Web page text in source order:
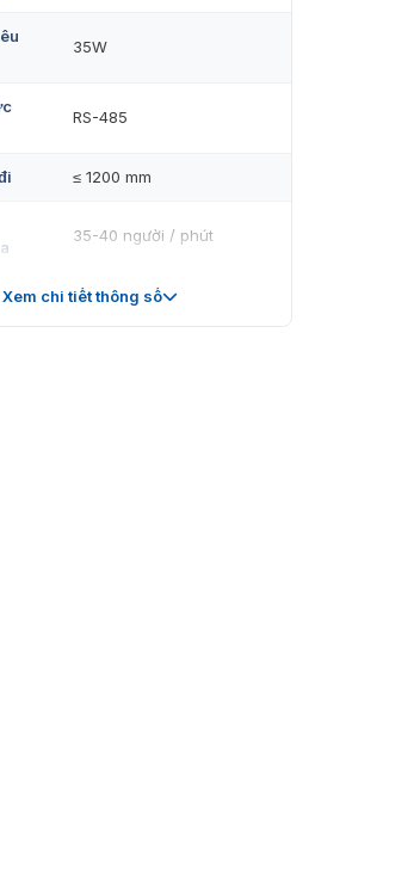
35W
RS-485
≤ 1200 mm
35-40 người / phút
2 chiều, 1 chiều
Xem chi tiết thông số